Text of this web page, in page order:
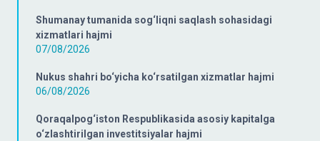
Shumanay tumanida sog‘liqni saqlash sohasidagi
xizmatlari hajmi
07/08/2026
Nukus shahri bo‘yicha ko‘rsatilgan xizmatlar hajmi
06/08/2026
Qoraqalpog‘iston Respublikasida asosiy kapitalga
o‘zlashtirilgan investitsiyalar hajmi